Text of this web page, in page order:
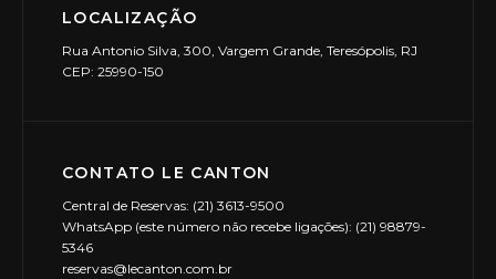
LOCALIZAÇÃO
Rua Antonio Silva, 300, Vargem Grande, Teresópolis, RJ
CEP: 25990-150
CONTATO LE CANTON
Central de Reservas: (21) 3613-9500
WhatsApp (este número não recebe ligações): (21) 98879-
5346
reservas@lecanton.com.br